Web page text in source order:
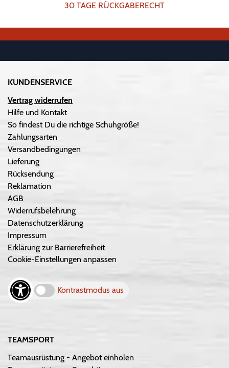
30 TAGE RÜCKGABERECHT
KUNDENSERVICE
Vertrag widerrufen
Hilfe und Kontakt
So findest Du die richtige Schuhgröße!
Zahlungsarten
Versandbedingungen
Lieferung
Rücksendung
Reklamation
AGB
Widerrufsbelehrung
Datenschutzerklärung
Impressum
Erklärung zur Barrierefreiheit
Cookie-Einstellungen anpassen
Kontrastmodus aus
TEAMSPORT
Teamausrüstung - Angebot einholen